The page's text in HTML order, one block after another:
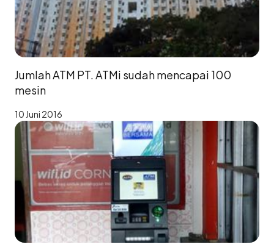
Jumlah ATM PT. ATMi sudah mencapai 100
mesin
10 Juni 2016